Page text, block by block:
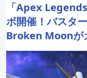
「Apex
ボ開催！バスタ
Broken Moonが